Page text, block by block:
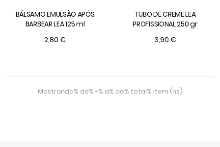
BÁLSAMO EMULSÃO APÓS
BARBEAR LEA 125 ml
2,80 €
TUBO DE CREME LEA
PROFISSIONAL 250 gr
3,90 €
Mostrando% de% -% a% de% total% item (ns)